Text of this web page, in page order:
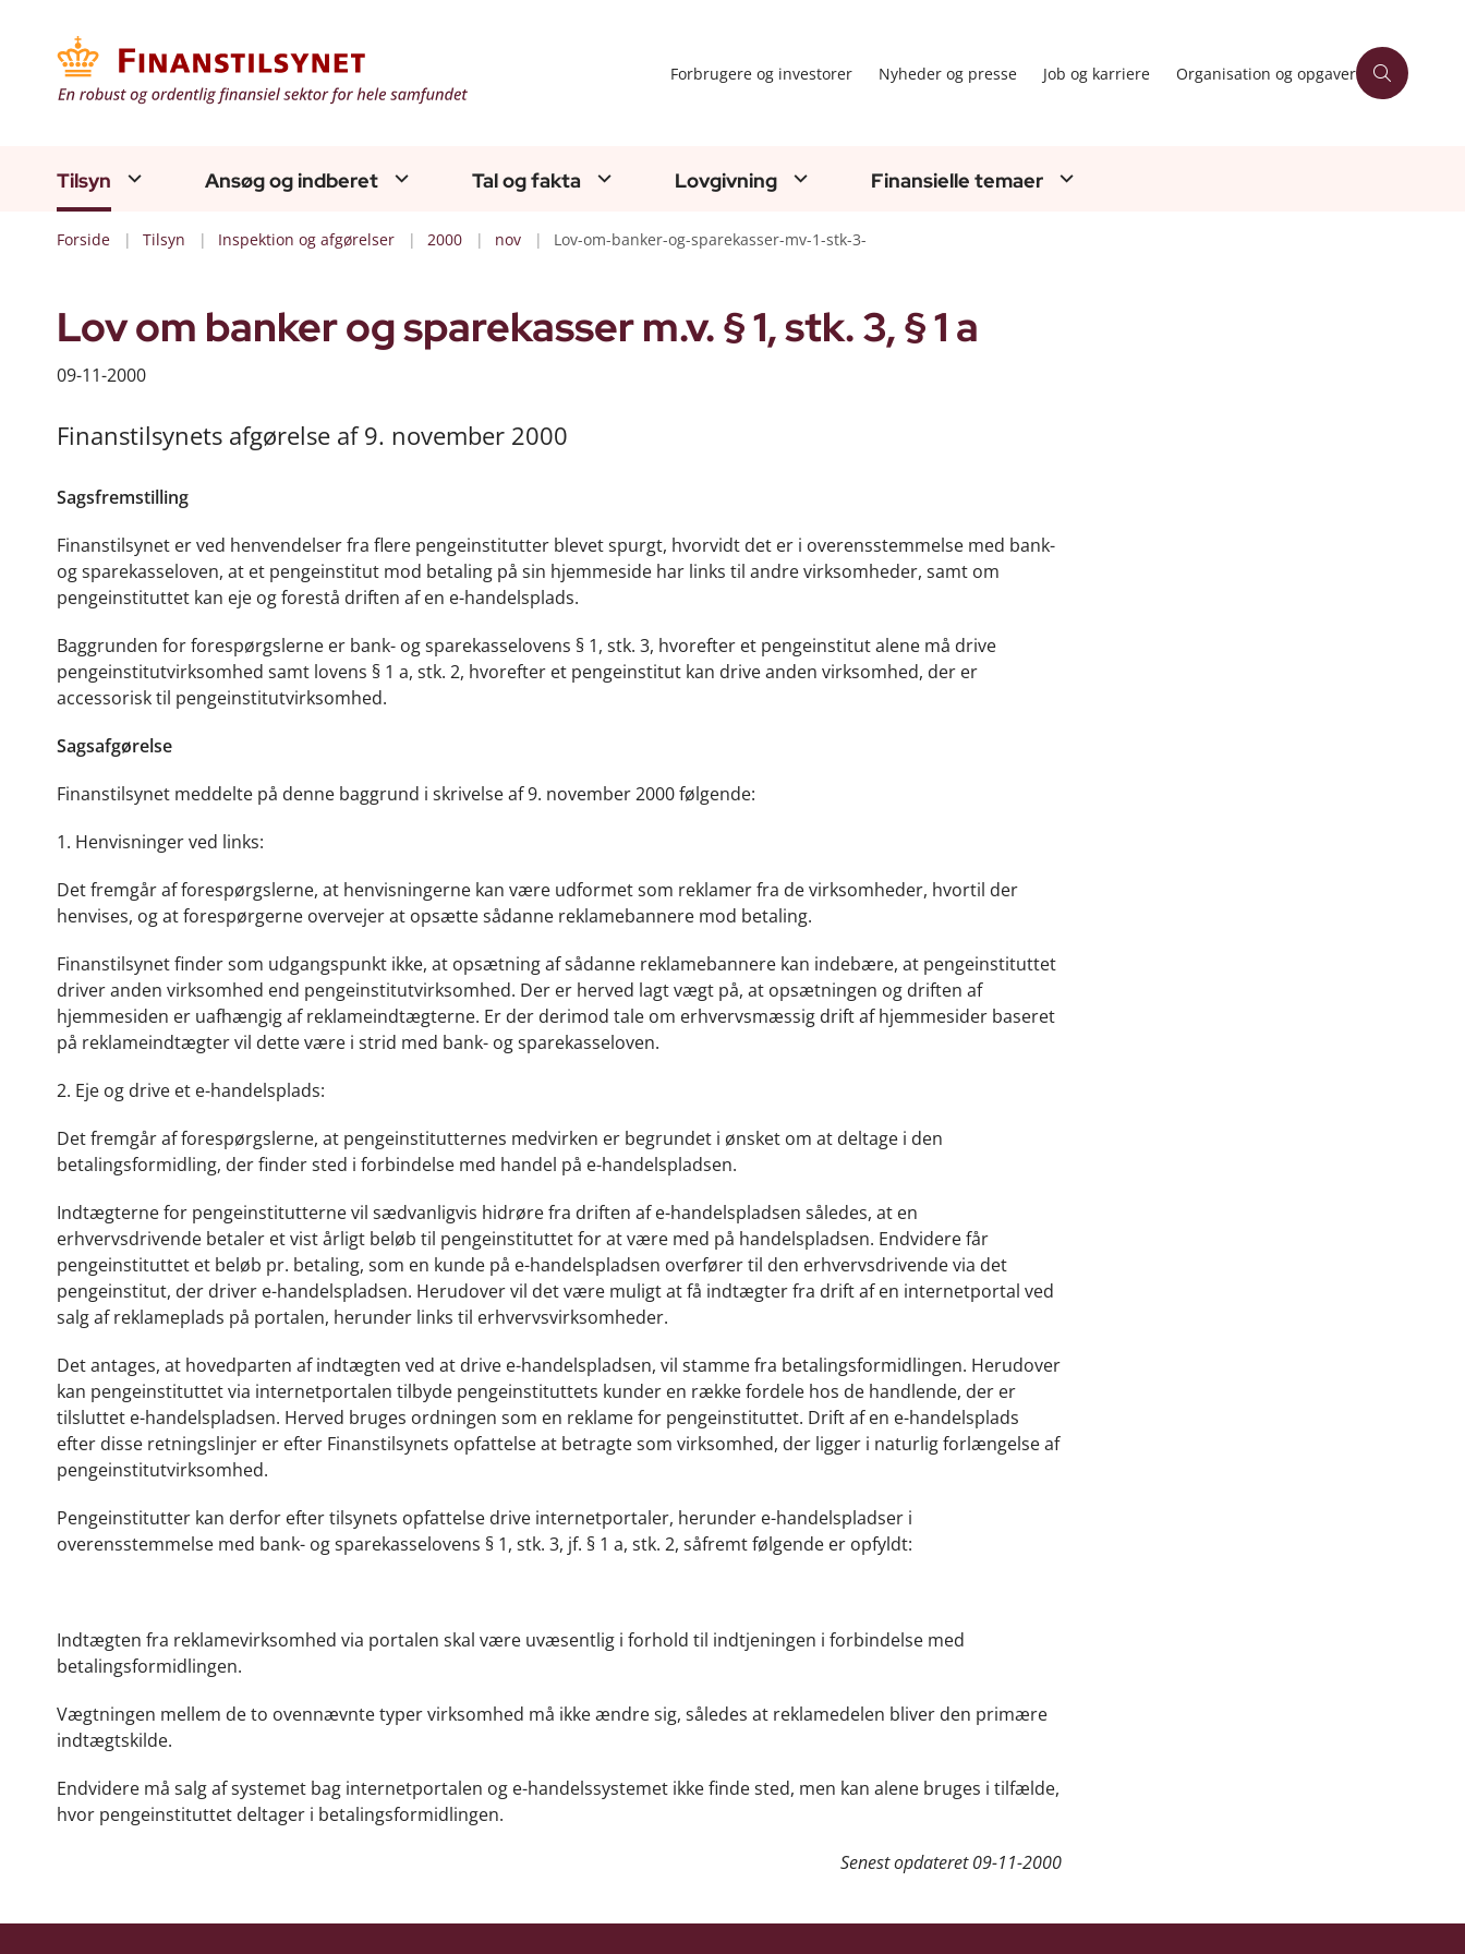
Forbrugere og investorer Nyheder og presse Job og karriere Organisation og opgaver
Tilsyn Ansøg og indberet Tal og fakta Lovgivning Finansielle temaer
Forside Tilsyn Inspektion og afgørelser 2000 nov Lov-om-banker-og-sparekasser-mv-1-stk-3-
Lov om banker og sparekasser m.v. § 1, stk. 3, § 1 a
09-11-2000
Finanstilsynets afgørelse af 9. november 2000
Sagsfremstilling
Finanstilsynet er ved henvendelser fra flere pengeinstitutter blevet spurgt, hvorvidt det er i overensstemmelse med bank-
og sparekasseloven, at et pengeinstitut mod betaling på sin hjemmeside har links til andre virksomheder, samt om
pengeinstituttet kan eje og forestå driften af en e-handelsplads.
Baggrunden for forespørgslerne er bank- og sparekasselovens § 1, stk. 3, hvorefter et pengeinstitut alene må drive
pengeinstitutvirksomhed samt lovens § 1 a, stk. 2, hvorefter et pengeinstitut kan drive anden virksomhed, der er
accessorisk til pengeinstitutvirksomhed.
Sagsafgørelse
Finanstilsynet meddelte på denne baggrund i skrivelse af 9. november 2000 følgende:
1. Henvisninger ved links:
Det fremgår af forespørgslerne, at henvisningerne kan være udformet som reklamer fra de virksomheder, hvortil der
henvises, og at forespørgerne overvejer at opsætte sådanne reklamebannere mod betaling.
Finanstilsynet finder som udgangspunkt ikke, at opsætning af sådanne reklamebannere kan indebære, at pengeinstituttet
driver anden virksomhed end pengeinstitutvirksomhed. Der er herved lagt vægt på, at opsætningen og driften af
hjemmesiden er uafhængig af reklameindtægterne. Er der derimod tale om erhvervsmæssig drift af hjemmesider baseret
på reklameindtægter vil dette være i strid med bank- og sparekasseloven.
2. Eje og drive et e-handelsplads:
Det fremgår af forespørgslerne, at pengeinstitutternes medvirken er begrundet i ønsket om at deltage i den
betalingsformidling, der finder sted i forbindelse med handel på e-handelspladsen.
Indtægterne for pengeinstitutterne vil sædvanligvis hidrøre fra driften af e-handelspladsen således, at en
erhvervsdrivende betaler et vist årligt beløb til pengeinstituttet for at være med på handelspladsen. Endvidere får
pengeinstituttet et beløb pr. betaling, som en kunde på e-handelspladsen overfører til den erhvervsdrivende via det
pengeinstitut, der driver e-handelspladsen. Herudover vil det være muligt at få indtægter fra drift af en internetportal ved
salg af reklameplads på portalen, herunder links til erhvervsvirksomheder.
Det antages, at hovedparten af indtægten ved at drive e-handelspladsen, vil stamme fra betalingsformidlingen. Herudover
kan pengeinstituttet via internetportalen tilbyde pengeinstituttets kunder en række fordele hos de handlende, der er
tilsluttet e-handelspladsen. Herved bruges ordningen som en reklame for pengeinstituttet. Drift af en e-handelsplads
efter disse retningslinjer er efter Finanstilsynets opfattelse at betragte som virksomhed, der ligger i naturlig forlængelse af
pengeinstitutvirksomhed.
Pengeinstitutter kan derfor efter tilsynets opfattelse drive internetportaler, herunder e-handelspladser i
overensstemmelse med bank- og sparekasselovens § 1, stk. 3, jf. § 1 a, stk. 2, såfremt følgende er opfyldt:
Indtægten fra reklamevirksomhed via portalen skal være uvæsentlig i forhold til indtjeningen i forbindelse med
betalingsformidlingen.
Vægtningen mellem de to ovennævnte typer virksomhed må ikke ændre sig, således at reklamedelen bliver den primære
indtægtskilde.
Endvidere må salg af systemet bag internetportalen og e-handelssystemet ikke finde sted, men kan alene bruges i tilfælde,
hvor pengeinstituttet deltager i betalingsformidlingen.
Senest opdateret09-11-2000